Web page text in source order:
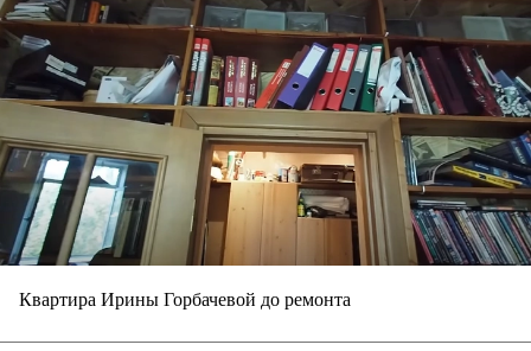
Квартира Ирины Горбачевой до ремонта